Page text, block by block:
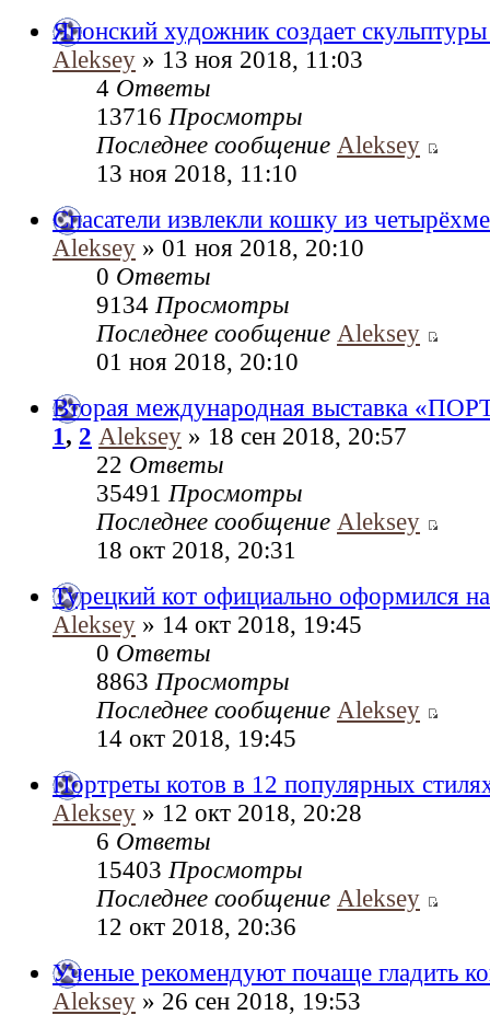
Японский художник создает
Aleksey » 13 ноя 2018, 11:03
4 Ответы
13716 Просмотры
Последнее сообщение Aleksey
13 ноя 2018, 11:10
Спасатели извлекли кошку из
Aleksey » 01 ноя 2018, 20:10
0 Ответы
9134 Просмотры
Последнее сообщение Aleksey
01 ноя 2018, 20:10
Вторая международная выставка
1, 2 Aleksey » 18 сен 2018, 20:57
22 Ответы
35491 Просмотры
Последнее сообщение Aleksey
18 окт 2018, 20:31
Турецкий кот официально оформился
Aleksey » 14 окт 2018, 19:45
0 Ответы
8863 Просмотры
Последнее сообщение Aleksey
14 окт 2018, 19:45
Портреты котов в 12 популярных
Aleksey » 12 окт 2018, 20:28
6 Ответы
15403 Просмотры
Последнее сообщение Aleksey
12 окт 2018, 20:36
Ученые рекомендуют почаще гладить
Aleksey » 26 сен 2018, 19:53